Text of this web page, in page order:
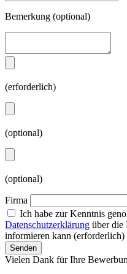
Bemerkung (optional)
(erforderlich)
(optional)
(optional)
Firma
Ich habe zur Kenntnis
Datenschutzerklärung über die
informieren kann (erforderlich)
Vielen Dank für Ihre